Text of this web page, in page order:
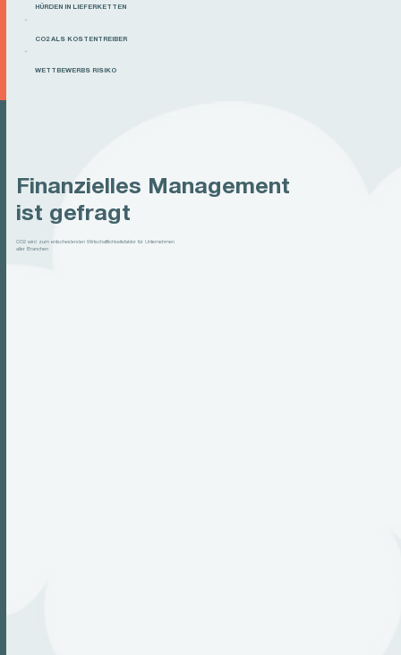
HÜRDEN IN LIEFERKETTEN
CO2 ALS KOSTENTREIBER
WETTBEWERBS RISIKO
Finanzielles Management
ist gefragt
CO2 wird zum entscheidenden Wirtschaftlichkeitsfaktor für Unternehmen
aller Branchen